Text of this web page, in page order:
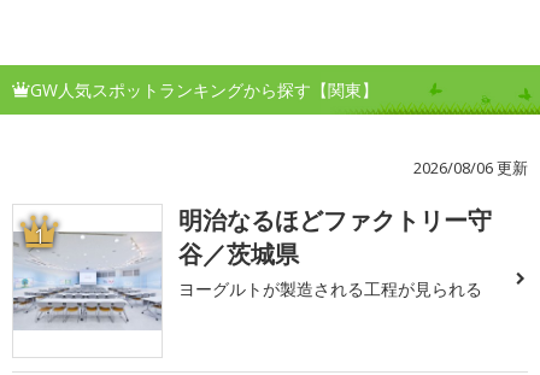
GW人気スポットランキングから探す【関東】
2026/08/06 更新
1
明治なるほどファクトリー守
谷／茨城県
ヨーグルトが製造される工程が見られる